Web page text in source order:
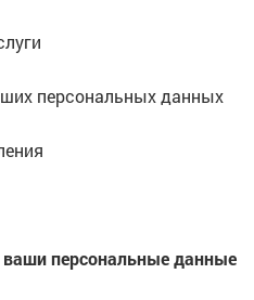
персональных данных
персональные данные